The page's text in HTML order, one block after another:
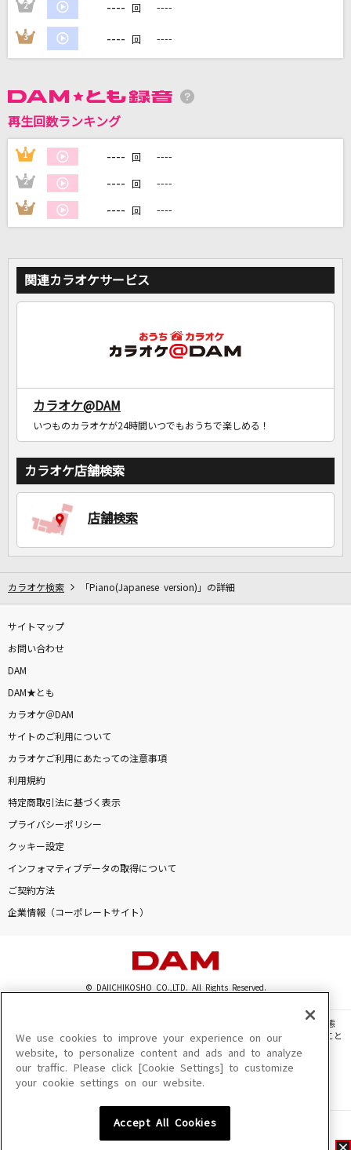
DAMの新曲・ランキングなど
DAMに会員登録・ログインして
カラオケをもっと楽しもう！
2 ---- 回 ----
3 ---- 回 ----
再生回数ランキング
1 ---- 回 ----
2 ---- 回 ----
3 ---- 回 ----
関連カラオケサービス
カラオケ@DAM
いつものカラオケが24時間いつでもおうちで楽しめる！
カラオケ店舗検索
店舗検索
カラオケ検索 「Piano(Japanese version)」の詳細
サイトマップ
お問い合わせ
DAM
DAM★とも
カラオケ＠DAM
サイトのご利用について
カラオケご利用にあたっての注意事項
利用規約
特定商取引法に基づく表示
プライバシーポリシー
クッキー設定
インフォマティブデータの取得について
ご契約方法
企業情報（コーポレートサイト）
© DAIICHIKOSHO CO.,LTD. All Rights Reserved.
このサイトに掲載されている一切の文章・画像・写真・動画・音声等を、手段や形態
を問わず、著作権法の定める範囲を超えて無断で複製、転載、ファイル化などすること
を禁じます。
楽曲及びコンテンツは、機種によりご利用いただけない場合があります。
楽曲及びコンテンツの配信日、配信内容が変更になる場合があります。
We use cookies to improve your experience on our
website, to personalize content and ads and to analyze
our traffic. Please click [Cookie Settings] to customize
your cookie settings on our website.
Accept All Cookies